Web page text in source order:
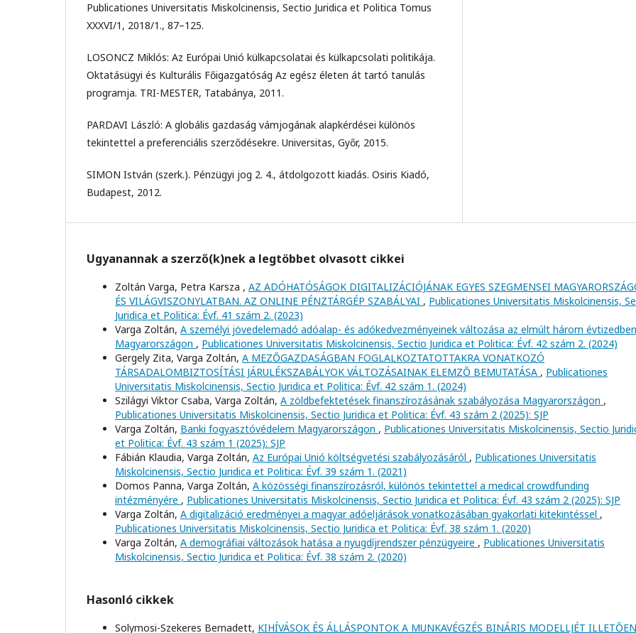
Publicationes Universitatis Miskolcinensis, Sectio Juridica et Politica Tomus
XXXVI/1, 2018/1., 87–125.
LOSONCZ Miklós: Az Európai Unió külkapcsolatai és külkapcsolati politikája.
Oktatásügyi és Kulturális Főigazgatóság Az egész életen át tartó tanulás
programja. TRI-MESTER, Tatabánya, 2011.
PARDAVI László: A globális gazdaság vámjogának alapkérdései különös
tekintettel a preferenciális szerződésekre. Universitas, Győr, 2015.
SIMON István (szerk.). Pénzügyi jog 2. 4., átdolgozott kiadás. Osiris Kiadó,
Budapest, 2012.
Ugyanannak a szerző(k)nek a legtöbbet olvasott cikkei
Zoltán Varga, Petra Karsza , AZ ADÓHATÓSÁGOK DIGITALIZÁCIÓJÁNAK EGYES SZEGMENSEI
ÉS VILÁGVISZONYLATBAN. AZ ONLINE PÉNZTÁRGÉP SZABÁLYAI , Publicationes Universitatis Miskolcinensis,
Juridica et Politica: Évf. 41 szám 2. (2023)
Varga Zoltán, A személyi jövedelemadó adóalap- és adókedvezményeinek változása az elmúlt három évtizedben
Magyarországon , Publicationes Universitatis Miskolcinensis, Sectio Juridica et Politica: Évf. 42 szám 2. (2024)
Gergely Zita, Varga Zoltán, A MEZŐGAZDASÁGBAN FOGLALKOZTATOTTAKRA VONATKOZÓ
TÁRSADALOMBIZTOSÍTÁSI JÁRULÉKSZABÁLYOK VÁLTOZÁSAINAK ELEMZŐ BEMUTATÁSA , Publicationes
Universitatis Miskolcinensis, Sectio Juridica et Politica: Évf. 42 szám 1. (2024)
Szilágyi Viktor Csaba, Varga Zoltán, A zöldbefektetések finanszírozásának szabályozása Magyarországon ,
Publicationes Universitatis Miskolcinensis, Sectio Juridica et Politica: Évf. 43 szám 2 (2025): SJP
Varga Zoltán, Banki fogyasztóvédelem Magyarországon , Publicationes Universitatis Miskolcinensis, Sectio
et Politica: Évf. 43 szám 1 (2025): SJP
Fábián Klaudia, Varga Zoltán, Az Európai Unió költségvetési szabályozásáról , Publicationes Universitatis
Miskolcinensis, Sectio Juridica et Politica: Évf. 39 szám 1. (2021)
Domos Panna, Varga Zoltán, A közösségi finanszírozásról, különös tekintettel a medical crowdfunding
intézményére , Publicationes Universitatis Miskolcinensis, Sectio Juridica et Politica: Évf. 43 szám 2 (2025): SJP
Varga Zoltán, A digitalizáció eredményei a magyar adóeljárások vonatkozásában gyakorlati kitekintéssel ,
Publicationes Universitatis Miskolcinensis, Sectio Juridica et Politica: Évf. 38 szám 1. (2020)
Varga Zoltán, A demográfiai változások hatása a nyugdíjrendszer pénzügyeire , Publicationes Universitatis
Miskolcinensis, Sectio Juridica et Politica: Évf. 38 szám 2. (2020)
Hasonló cikkek
Solymosi-Szekeres Bernadett, KIHÍVÁSOK ÉS ÁLLÁSPONTOK A MUNKAVÉGZÉS BINÁRIS MODELLJÉT ILLETŐEN